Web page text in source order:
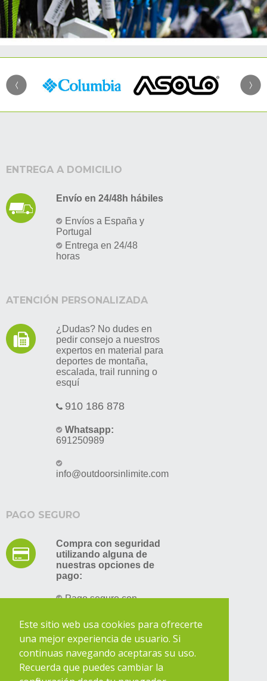
Este sitio web usa cookies para ofrecerte
una mejor experiencia de usuario. Si
continuas navegando aceptaras su uso.
Recuerda que puedes cambiar la
ENTREGA A DOMICILIO
Envío en 24/48h hábiles
Envíos a España y
Portugal
Entrega en 24/48
horas
ATENCIÓN PERSONALIZADA
¿Dudas? No dudes en
pedir consejo a nuestros
expertos en material para
deportes de montaña,
escalada, trail running o
esquí
910 186 878
Whatsapp:
691250989
info@outdoorsinlimite.com
PAGO SEGURO
Compra con seguridad
utilizando alguna de
nuestras opciones de
pago:
Pago seguro con
Transferencia bancaria